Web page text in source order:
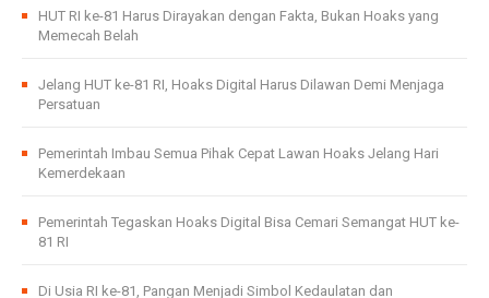
HUT RI ke-81 Harus Dirayakan dengan Fakta, Bukan Hoaks yang
Memecah Belah
Jelang HUT ke-81 RI, Hoaks Digital Harus Dilawan Demi Menjaga
Persatuan
Pemerintah Imbau Semua Pihak Cepat Lawan Hoaks Jelang Hari
Kemerdekaan
Pemerintah Tegaskan Hoaks Digital Bisa Cemari Semangat HUT ke-
81 RI
Di Usia RI ke-81, Pangan Menjadi Simbol Kedaulatan dan